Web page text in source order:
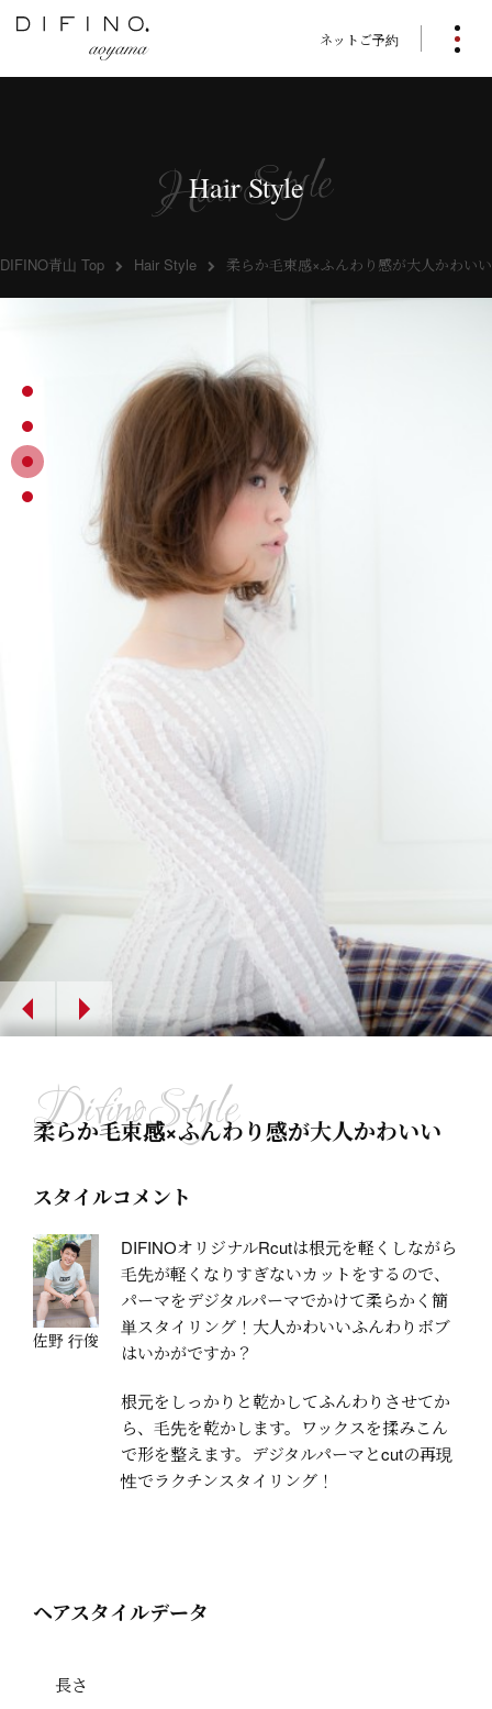
ネットご予約
Hair Style
DIFINO青山 Top Hair Style 柔らか毛束感×ふんわり感が大人かわいい
Previous Next
柔らか毛束感×ふんわり感が大人かわいい
スタイルコメント
佐野 行俊
DIFINOオリジナルRcutは根元を軽くしながら
毛先が軽くなりすぎないカットをするので、
パーマをデジタルパーマでかけて柔らかく簡
単スタイリング！大人かわいいふんわりボブ
はいかがですか？
根元をしっかりと乾かしてふんわりさせてか
ら、毛先を乾かします。ワックスを揉みこん
で形を整えます。デジタルパーマとcutの再現
性でラクチンスタイリング！
ヘアスタイルデータ
長さ